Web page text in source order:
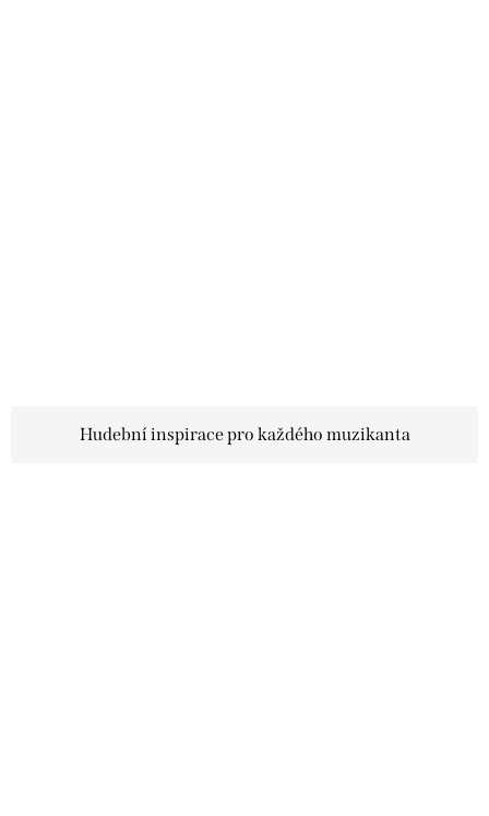
Hudební inspirace pro každého muzikanta